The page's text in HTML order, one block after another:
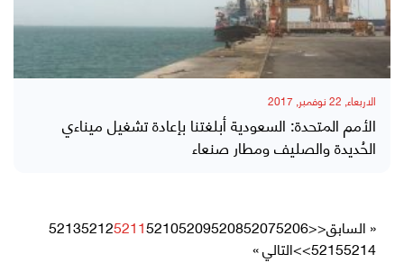
الاربعاء, 22 نوفمبر, 2017
الأمم المتحدة: السعودية أبلغتنا بإعادة تشغيل ميناءي
الحُديدة والصليف ومطار صنعاء
« السابق<<
5206
5207
5208
5209
5210
5211
5212
5213
5214
5215
>>التالي »